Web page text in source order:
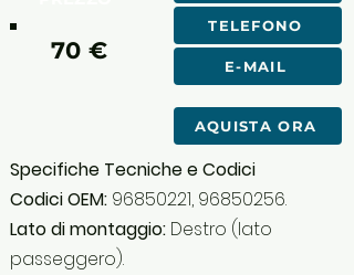
70 €
TELEFONO
E-MAIL
AQUISTA ORA
Specifiche Tecniche e Codici
Codici OEM: 96850221, 96850256.
Lato di montaggio: Destro (lato
passeggero).